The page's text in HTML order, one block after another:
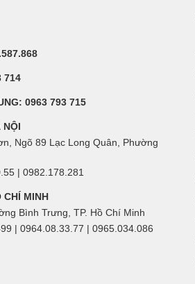
714
0963 793 715
NỘI
Ngõ 89 Lạc Long Quân, Phường
| 0982.178.281
CHÍ MINH
Bình Trưng, TP. Hồ Chí Minh
| 0964.08.33.77 | 0965.034.086